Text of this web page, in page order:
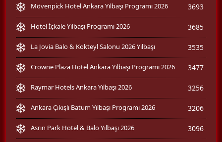
Mövenpick Hotel Ankara Yılbaşı Programı 2026 3693
Hotel İçkale Yılbaşı Programı 2026 3685
La Jovia Balo & Kokteyl Salonu 2026 Yılbaşı 3535
Crowne Plaza Hotel Ankara Yılbaşı Programı 2026 3477
Raymar Hotels Ankara Yılbaşı 2026 3256
Ankara Çıkışlı Batum Yılbaşı Programı 2026 3206
Asrın Park Hotel & Balo Yılbaşı 2026 3096